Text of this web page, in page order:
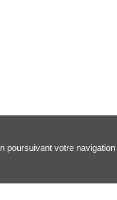
poursuivant votre